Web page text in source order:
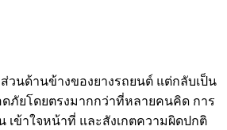
วนด้านข้างของยางรถยนต์ แต่กลับเป็น
ภัยโดยตรงมากกว่าที่หลายคนคิด การ
เข้าใจหน้าที่ และสังเกตความผิดปกติ